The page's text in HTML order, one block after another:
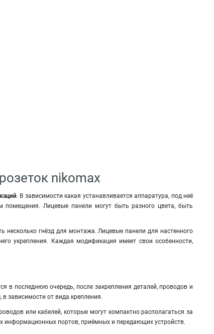
nikomax
. В зависимости какая устанавливается аппаратура, под неё
помещения. Лицевые панели могут быть разного цвета, быть
несколько гнёзд для монтажа. Лицевые панели для настенного
укрепления. Каждая модификация имеет свои особенности,
последнюю очередь, после закрепления деталей, проводов и
зависимости от вида крепления.
или кабелей, которые могут компактно располагаться за
информационных портов, приёмных и передающих устройств.